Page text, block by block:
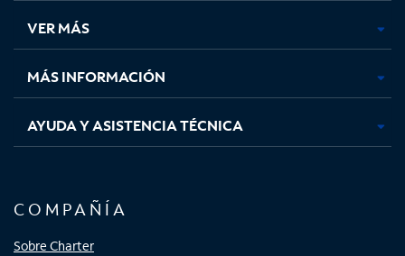
pestaña
nueva
pestaña
nueva
pestaña
nuevanueva
VER MÁS
MÁS INFORMACIÓN
AYUDA Y ASISTENCIA TÉCNICA
COMPAÑÍA
Sobre Charter